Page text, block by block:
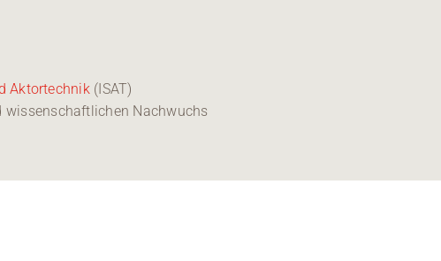
Aktortechnik(ISAT)
wissenschaftlichen Nachwuchs